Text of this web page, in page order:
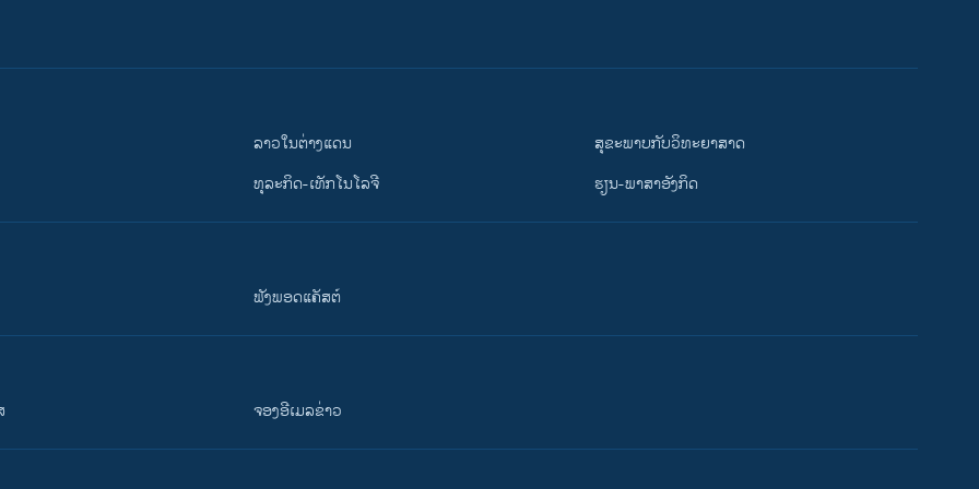
ລາວໃນຕ່າງແດນ
ທຸລະກິດ-ເທັກໂນໂລຈີ
ສຸຂະພາບກັບວິທະຍາສາດ
ຮຽນ-ພາສາອັງກິດ
ຟັງພອດແຄັສຕ໌
ຈອງອີເມລຂ່າວ